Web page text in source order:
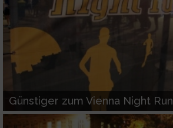
Günstiger zum Vienna Night Run